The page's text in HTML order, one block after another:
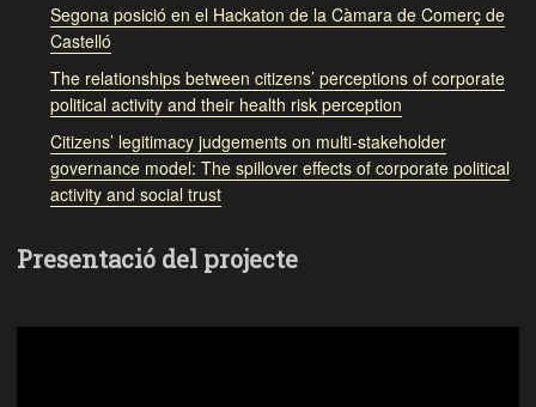
Segona posició en el Hackaton de la Càmara de Comerç de
Castelló
The relationships between citizens’ perceptions of corporate
political activity and their health risk perception
Citizens’ legitimacy judgements on multi-stakeholder
governance model: The spillover effects of corporate political
activity and social trust
Presentació del projecte